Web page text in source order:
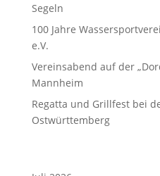
Segeln
100 Jahre
e.V.
Vereinsabend auf der
Mannheim
Regatta und Grillfest bei
Ostwürttemberg